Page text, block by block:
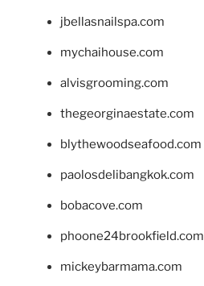
jbellasnailspa.com
mychaihouse.com
alvisgrooming.com
thegeorginaestate.com
blythewoodseafood.com
paolosdelibangkok.com
bobacove.com
phoone24brookfield.com
mickeybarmama.com